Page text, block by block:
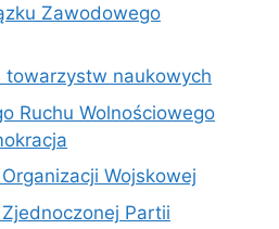
Zawodowego
towarzystw naukowych
Ruchu Wolnościowego
Wojskowej
Partii